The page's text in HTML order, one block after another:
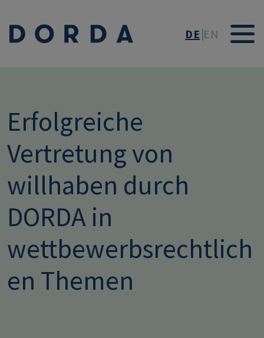
DE EN
Erfolgreiche
Vertretung von
willhaben durch
DORDA in
wettbewerbsrechtlich
en Themen